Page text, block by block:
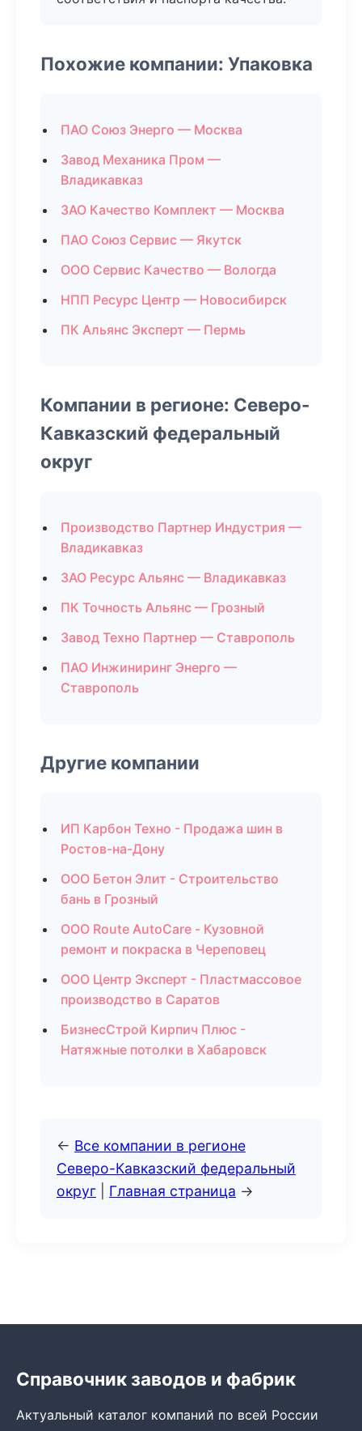
Похожие компании: Упаковка
ПАО Союз Энерго — Москва
Завод Механика Пром —
Владикавказ
ЗАО Качество Комплект — Москва
ПАО Союз Сервис — Якутск
ООО Сервис Качество — Вологда
НПП Ресурс Центр — Новосибирск
ПК Альянс Эксперт — Пермь
Компании в регионе: Северо-
Кавказский федеральный
округ
Производство Партнер Индустрия —
Владикавказ
ЗАО Ресурс Альянс — Владикавказ
ПК Точность Альянс — Грозный
Завод Техно Партнер — Ставрополь
ПАО Инжиниринг Энерго —
Ставрополь
Другие компании
ИП Карбон Техно - Продажа шин в
Ростов-на-Дону
ООО Бетон Элит - Строительство
бань в Грозный
ООО Route AutoCare - Кузовной
ремонт и покраска в Череповец
ООО Центр Эксперт - Пластмассовое
производство в Саратов
БизнесСтрой Кирпич Плюс -
Натяжные потолки в Хабаровск
← Все компании в регионе
Северо-Кавказский федеральный
округ
Главная страница →
Справочник заводов и фабрик
Актуальный каталог компаний по всей России